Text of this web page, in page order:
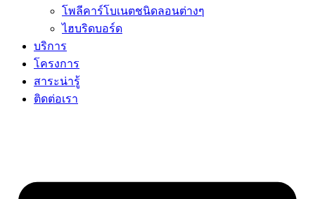
โพลีคาร์โบเนตชนิดลอนต่างๆ
ไฮบริดบอร์ด
บริการ
โครงการ
สาระน่ารู้
ติดต่อเรา